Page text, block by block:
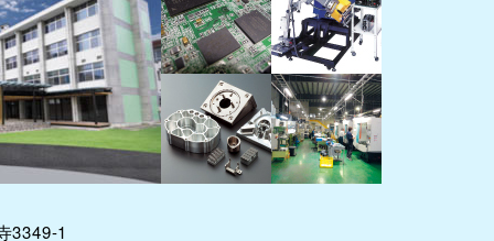
3349-1
ス・バード」内